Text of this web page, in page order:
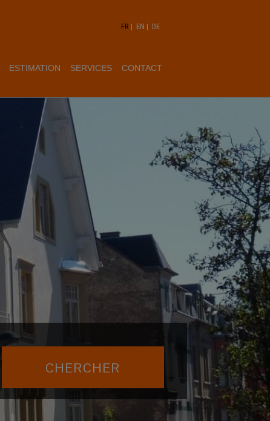
FR | EN | DE
ESTIMATION SERVICES CONTACT